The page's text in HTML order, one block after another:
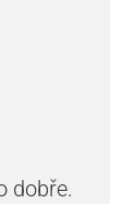
dobře.